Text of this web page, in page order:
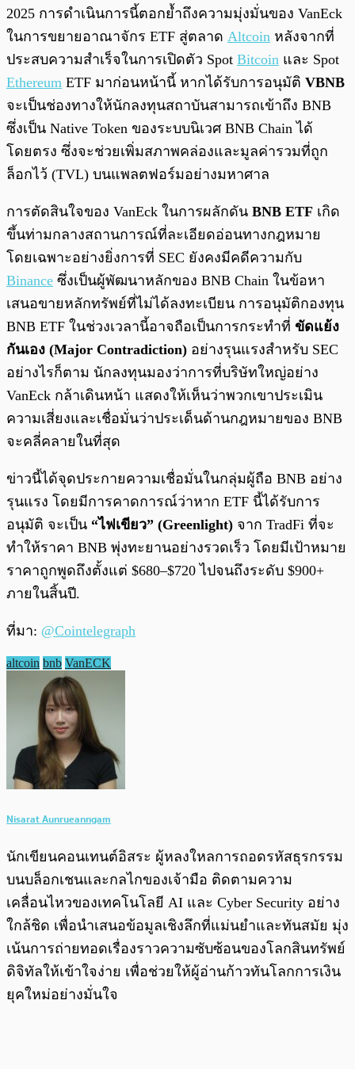
2025 การดำเนินการนี้ตอกย้ำถึงความมุ่งมั่นของ VanEck
ในการขยายอาณาจักร ETF สู่ตลาด Altcoin หลังจากที่
ประสบความสำเร็จในการเปิดตัว Spot Bitcoin และ Spot
Ethereum ETF มาก่อนหน้านี้ หากได้รับการอนุมัติ VBNB
จะเป็นช่องทางให้นักลงทุนสถาบันสามารถเข้าถึง BNB
ซึ่งเป็น Native Token ของระบบนิเวศ BNB Chain ได้
โดยตรง ซึ่งจะช่วยเพิ่มสภาพคล่องและมูลค่ารวมที่ถูก
ล็อกไว้ (TVL) บนแพลตฟอร์มอย่างมหาศาล
การตัดสินใจของ VanEck ในการผลักดัน BNB ETF เกิด
ขึ้นท่ามกลางสถานการณ์ที่ละเอียดอ่อนทางกฎหมาย
โดยเฉพาะอย่างยิ่งการที่ SEC ยังคงมีคดีความกับ
Binance ซึ่งเป็นผู้พัฒนาหลักของ BNB Chain ในข้อหา
เสนอขายหลักทรัพย์ที่ไม่ได้ลงทะเบียน การอนุมัติกองทุน
BNB ETF ในช่วงเวลานี้อาจถือเป็นการกระทำที่ ขัดแย้ง
กันเอง (Major Contradiction) อย่างรุนแรงสำหรับ SEC
อย่างไรก็ตาม นักลงทุนมองว่าการที่บริษัทใหญ่อย่าง
VanEck กล้าเดินหน้า แสดงให้เห็นว่าพวกเขาประเมิน
ความเสี่ยงและเชื่อมั่นว่าประเด็นด้านกฎหมายของ BNB
จะคลี่คลายในที่สุด
ข่าวนี้ได้จุดประกายความเชื่อมั่นในกลุ่มผู้ถือ BNB อย่าง
รุนแรง โดยมีการคาดการณ์ว่าหาก ETF นี้ได้รับการ
อนุมัติ จะเป็น “ไฟเขียว” (Greenlight) จาก TradFi ที่จะ
ทำให้ราคา BNB พุ่งทะยานอย่างรวดเร็ว โดยมีเป้าหมาย
ราคาถูกพูดถึงตั้งแต่ $680–$720 ไปจนถึงระดับ $900+
ภายในสิ้นปี.
ที่มา: @Cointelegraph
altcoin bnb VanECK
Nisarat Aunrueanngam
นักเขียนคอนเทนต์อิสระ ผู้หลงใหลการถอดรหัสธุรกรรม
บนบล็อกเชนและกลไกของเจ้ามือ ติดตามความ
เคลื่อนไหวของเทคโนโลยี AI และ Cyber Security อย่าง
ใกล้ชิด เพื่อนำเสนอข้อมูลเชิงลึกที่แม่นยำและทันสมัย มุ่ง
เน้นการถ่ายทอดเรื่องราวความซับซ้อนของโลกสินทรัพย์
ดิจิทัลให้เข้าใจง่าย เพื่อช่วยให้ผู้อ่านก้าวทันโลกการเงิน
ยุคใหม่อย่างมั่นใจ